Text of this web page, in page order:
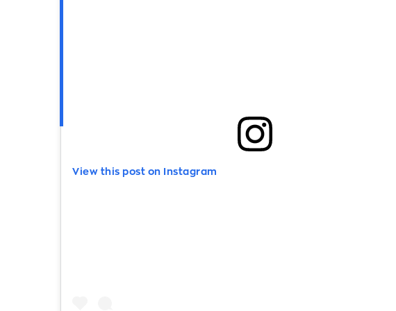
View this post on Instagram